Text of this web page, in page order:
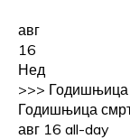
авг
16
Нед
>>> Годишњица
Годишњица
авг 16 all-day